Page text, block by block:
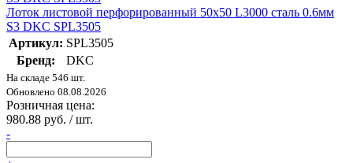
Лоток листовой перфорированный 50х50 L3000 сталь 0.6мм
S3 DKC SPL3505
Артикул: SPL3505
Бренд:
DKC
На складе 546 шт.
Обновлено 08.08.2026
Розничная цена:
980.88 руб. / шт.
-